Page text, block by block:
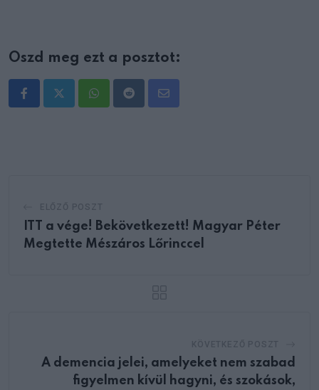
Oszd meg ezt a posztot:
WhatsappRedditShare
ITT a vége! Bekövetkezett! Magyar Péter
Megtette Mészáros Lőrinccel
A demencia jelei, amelyeket nem szabad
figyelmen kívül hagyni, és szokások,